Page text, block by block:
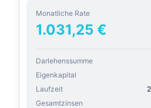
Monatliche Rate
1.031,25 €
Darlehenssumme
Eigenkapital
Laufzeit
Gesamtzinsen